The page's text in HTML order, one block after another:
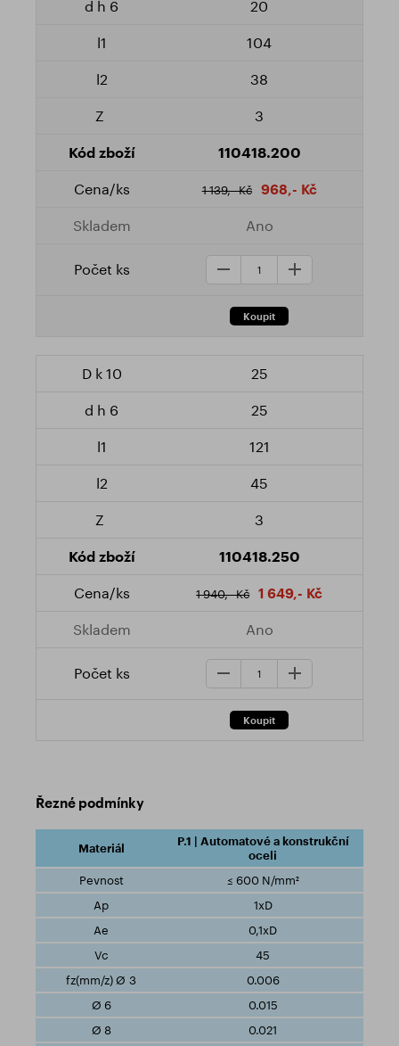
20
104
38
3
110418.200
1 139,- Kč 968,- Kč
Ano
25
25
121
45
3
110418.250
1 940,- Kč 1 649,- Kč
Ano
Řezné podmínky
P.1 | Automatové a konstrukční
oceli
≤ 600 N/mm²
1xD
0,1xD
45
0.006
0.015
0.021